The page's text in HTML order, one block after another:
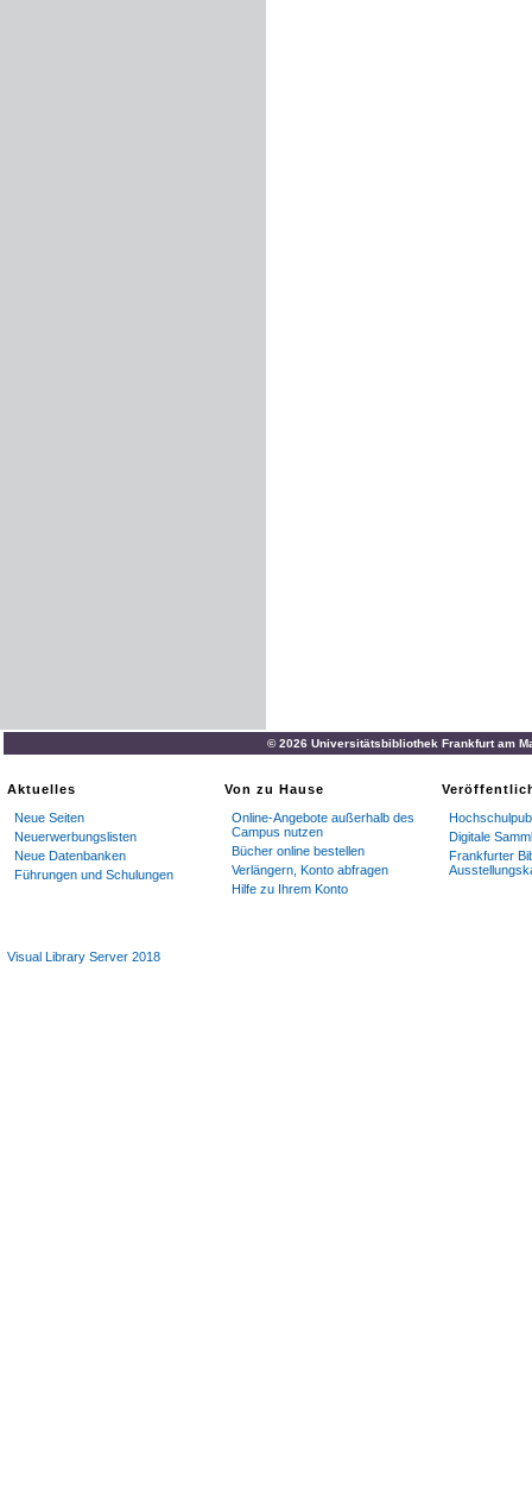
© 2026 Universitätsbibliothek Frankfurt am
Aktuelles
Neue Seiten
Neuerwerbungslisten
Neue Datenbanken
Führungen und Schulungen
Von zu Hause
Online-Angebote außerhalb des
Campus nutzen
Bücher online bestellen
Verlängern, Konto abfragen
Hilfe zu Ihrem Konto
Digitale
Frankfurter
Visual Library Server 2018